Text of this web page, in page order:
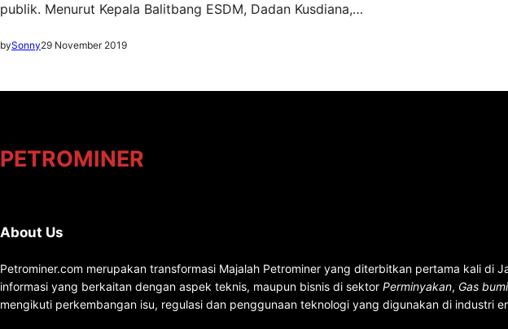
publik. Menurut Kepala Balitbang ESDM, Dadan Kusdiana,…
bySonny29 November 2019
PETROMINER
About Us
Petrominer.com merupakan transformasi Majalah Petrominer yang diterbitkan pertama kali di
informasi yang berkaitan dengan aspek teknis, maupun bisnis di sektor Perminyakan, Gas bumi
mengikuti perkembangan isu, regulasi dan penggunaan teknologi yang digunakan di industri